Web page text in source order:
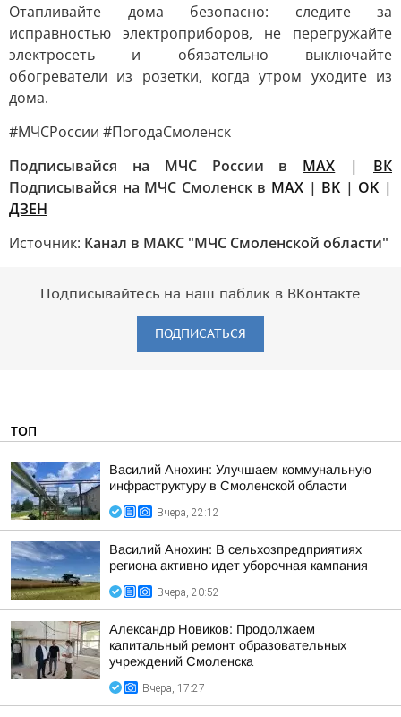
Отапливайте дома безопасно: следите за
исправностью электроприборов, не перегружайте
электросеть и обязательно выключайте
обогреватели из розетки, когда утром уходите из
дома.
#МЧСРоссии #ПогодаСмоленск
Подписывайся на МЧС России в MAX | ВК
Подписывайся на МЧС Смоленск в MAX | BK | OK |
ДЗЕН
Источник: Канал в МАКС "МЧС Смоленской области"
Подписывайтесь на наш паблик в ВКонтакте
ПОДПИСАТЬСЯ
ТОП
Василий Анохин: Улучшаем коммунальную
инфраструктуру в Смоленской области
Вчера, 22:12
Василий Анохин: В сельхозпредприятиях
региона активно идет уборочная кампания
Вчера, 20:52
Александр Новиков: Продолжаем
капитальный ремонт образовательных
учреждений Смоленска
Вчера, 17:27